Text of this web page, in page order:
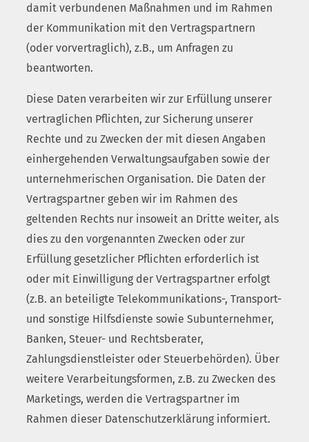
damit verbundenen Maßnahmen und im Rahmen
der Kommunikation mit den Vertragspartnern
(oder vorvertraglich), z.B., um Anfragen zu
beantworten.
Diese Daten verarbeiten wir zur Erfüllung unserer
vertraglichen Pflichten, zur Sicherung unserer
Rechte und zu Zwecken der mit diesen Angaben
einhergehenden Verwaltungsaufgaben sowie der
unternehmerischen Organisation. Die Daten der
Vertragspartner geben wir im Rahmen des
geltenden Rechts nur insoweit an Dritte weiter, als
dies zu den vorgenannten Zwecken oder zur
Erfüllung gesetzlicher Pflichten erforderlich ist
oder mit Einwilligung der Vertragspartner erfolgt
(z.B. an beteiligte Telekommunikations-, Transport-
und sonstige Hilfsdienste sowie Subunternehmer,
Banken, Steuer- und Rechtsberater,
Zahlungsdienstleister oder Steuerbehörden). Über
weitere Verarbeitungsformen, z.B. zu Zwecken des
Marketings, werden die Vertragspartner im
Rahmen dieser Datenschutzerklärung informiert.